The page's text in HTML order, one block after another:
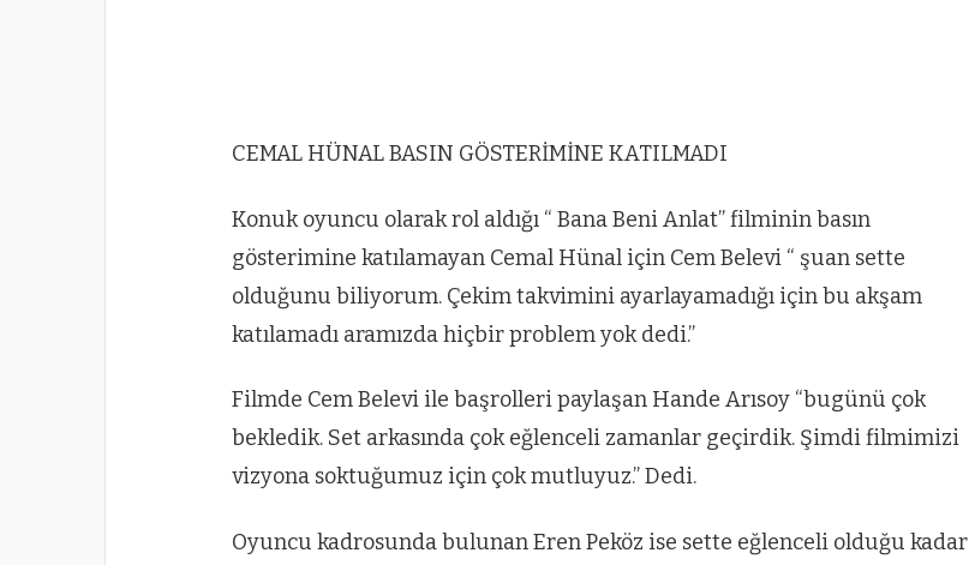
CEMAL HÜNAL BASIN GÖSTERİMİNE KATILMADI
Konuk oyuncu olarak rol aldığı “ Bana Beni Anlat” filminin basın
gösterimine katılamayan Cemal Hünal için Cem Belevi “ şuan sette
olduğunu biliyorum. Çekim takvimini ayarlayamadığı için bu akşam
katılamadı aramızda hiçbir problem yok dedi.”
Filmde Cem Belevi ile başrolleri paylaşan Hande Arısoy “bugünü çok
bekledik. Set arkasında çok eğlenceli zamanlar geçirdik. Şimdi filmimizi
vizyona soktuğumuz için çok mutluyuz.” Dedi.
Oyuncu kadrosunda bulunan Eren Peköz ise sette eğlenceli olduğu kadar